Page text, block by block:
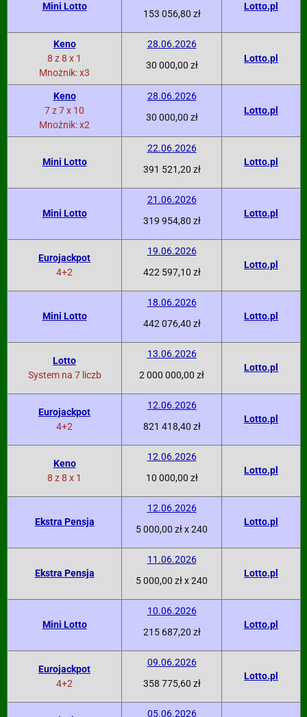
Mini Lotto
153 056,80 zł
Lotto.pl
Keno
8 z 8 x 1
Mnożnik: x3
28.06.2026
30 000,00 zł
Lotto.pl
Keno
7 z 7 x 10
Mnożnik: x2
28.06.2026
30 000,00 zł
Lotto.pl
Mini Lotto
22.06.2026
391 521,20 zł
Lotto.pl
Mini Lotto
21.06.2026
319 954,80 zł
Lotto.pl
Eurojackpot
4+2
19.06.2026
422 597,10 zł
Lotto.pl
Mini Lotto
18.06.2026
442 076,40 zł
Lotto.pl
Lotto
System na 7 liczb
13.06.2026
2 000 000,00 zł
Lotto.pl
Eurojackpot
4+2
12.06.2026
821 418,40 zł
Lotto.pl
Keno
8 z 8 x 1
12.06.2026
10 000,00 zł
Lotto.pl
Ekstra Pensja
12.06.2026
5 000,00 zł x 240
Lotto.pl
Ekstra Pensja
11.06.2026
5 000,00 zł x 240
Lotto.pl
Mini Lotto
10.06.2026
215 687,20 zł
Lotto.pl
Eurojackpot
4+2
09.06.2026
358 775,60 zł
Lotto.pl
05.06.2026